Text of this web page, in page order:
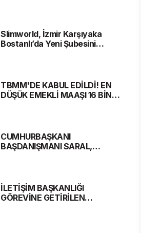
Slimworld, İzmir Karşıyaka
Bostanlı’da Yeni Şubesini
TBMM'DE KABUL EDİLDİ! EN
DÜŞÜK EMEKLİ MAAŞI 16 BİN
CUMHURBAŞKANI
BAŞDANIŞMANI SARAL,
İLETİŞİM BAŞKANLIĞI
GÖREVİNE GETİRİLEN